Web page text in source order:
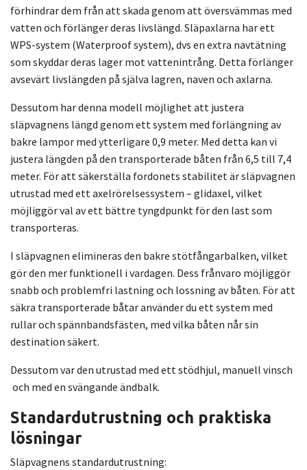
förhindrar dem från att skada genom att översvämmas med
vatten och förlänger deras livslängd. Släpaxlarna har ett
WPS-system (Waterproof system), dvs en extra navtätning
som skyddar deras lager mot vattenintrång. Detta förlänger
avsevärt livslängden på själva lagren, naven och axlarna.
Dessutom har denna modell möjlighet att justera
släpvagnens längd genom ett system med förlängning av
bakre lampor med ytterligare 0,9 meter. Med detta kan vi
justera längden på den transporterade båten från 6,5 till 7,4
meter. För att säkerställa fordonets stabilitet är släpvagnen
utrustad med ett axelrörelsessystem – glidaxel, vilket
möjliggör val av ett bättre tyngdpunkt för den last som
transporteras.
I släpvagnen elimineras den bakre stötfångarbalken, vilket
gör den mer funktionell i vardagen. Dess frånvaro möjliggör
snabb och problemfri lastning och lossning av båten. För att
säkra transporterade båtar använder du ett system med
rullar och spännbandsfästen, med vilka båten når sin
destination säkert.
Dessutom var den utrustad med ett stödhjul, manuell vinsch
och med en svängande ändbalk.
Standardutrustning och praktiska
lösningar
Släpvagnens standardutrustning: